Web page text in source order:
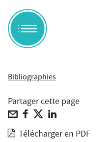
Bibliographies
Partager cette page
Télécharger en PDF